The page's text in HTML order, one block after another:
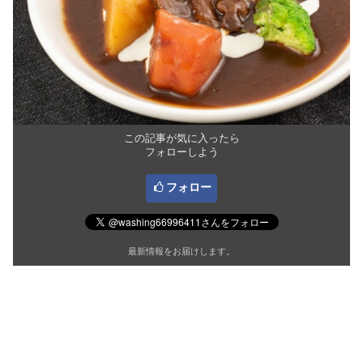
この記事が気に入ったら
フォローしよう
フォロー
最新情報をお届けします。